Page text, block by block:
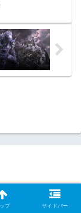
プ サイドバー